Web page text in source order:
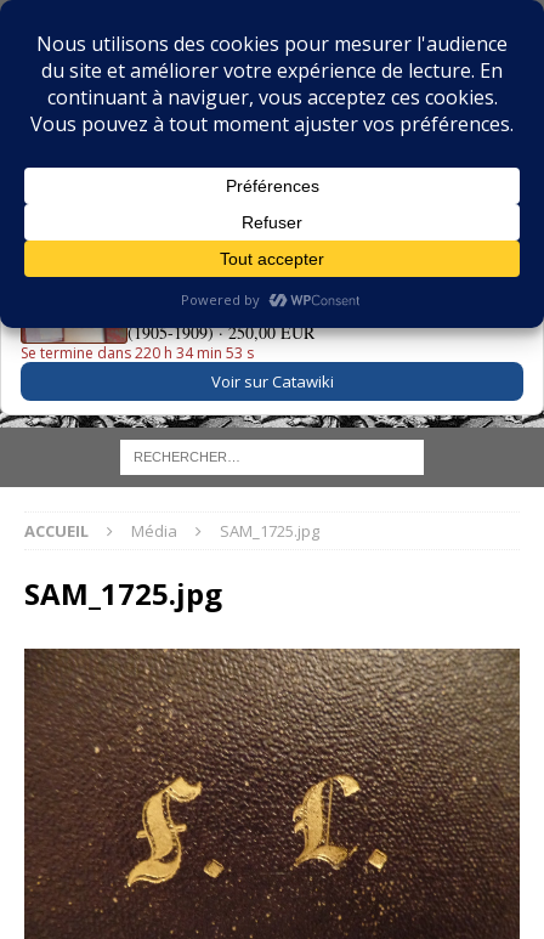
BIBLIOPHILIE.COM
LE BLOG DU BIBLIOPHILE, DES BIBLIOPHILES, DE LA
La Grande Danse Macabre des Vifs - Martin van Maële
(1905-1909) ·250,00 EUR
Se termine dans 220 h 34 min 53 s
Voir sur Catawiki
ACCUEIL Média SAM_1725.jpg
SAM_1725.jpg